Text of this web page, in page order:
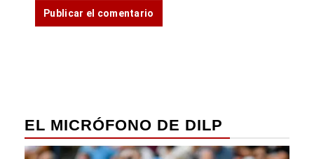
EL MICRÓFONO DE DILP